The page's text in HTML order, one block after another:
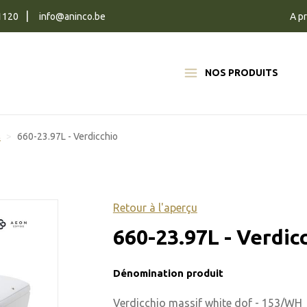
NOS PRODUITS
info@aninco.be A
660-23.97L - Verdicchio
Retour à l'aperçu
660-23.97L -
Dénomination produit
Verdicchio massif white dof - 153/WH